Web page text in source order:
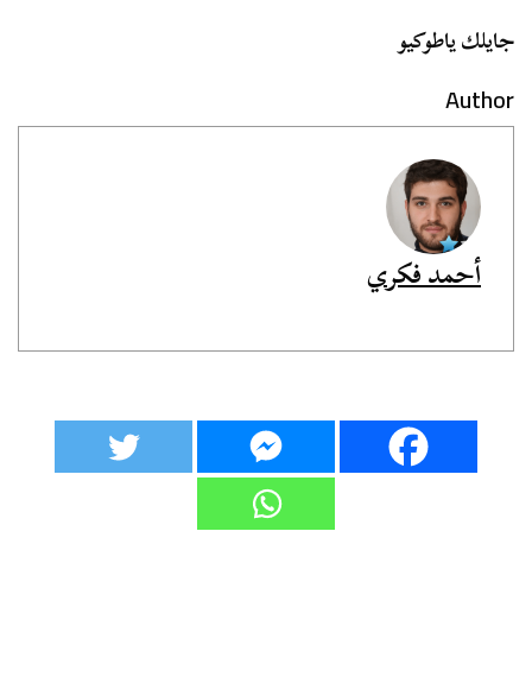
جايلك ياطوكيو
Author
أحمد فكري